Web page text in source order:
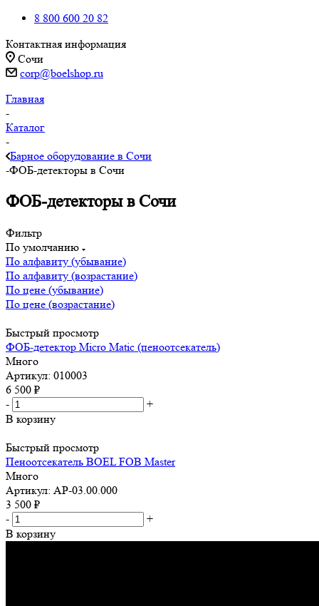
8 800 600 20 82
Контактная информация
Сочи
corp@boelshop.ru
Главная
-
Каталог
-
Барное оборудование в Сочи
-ФОБ-детекторы в Сочи
ФОБ-детекторы в Сочи
Фильтр
По умолчанию
По алфавиту (убывание)
По алфавиту (возрастание)
По цене (убывание)
По цене (возрастание)
Быстрый просмотр
ФОБ-детектор Micro Matic (пеноотсекатель)
Много
Артикул: 010003
6 500 ₽
-
+
В корзину
Быстрый просмотр
Пеноотсекатель BOEL FOB Master
Много
Артикул: АР-03.00.000
3 500 ₽
-
+
В корзину